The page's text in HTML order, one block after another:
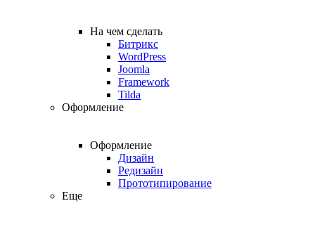
На чем сделать
Битрикс
WordPress
Joomla
Framework
Tilda
Оформление
Оформление
Дизайн
Редизайн
Прототипирование
Еще